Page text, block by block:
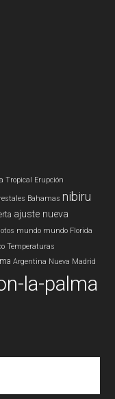
Tropical Erupción
Bahamas nibiru
ajuste nueva
mundo mundo Florida
Temperaturas
Argentina Nueva Madrid
la-palma